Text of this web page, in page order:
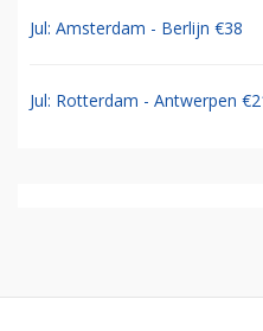
Jul: Amsterdam - Berlijn €38
Jul: Rotterdam - Antwerpen